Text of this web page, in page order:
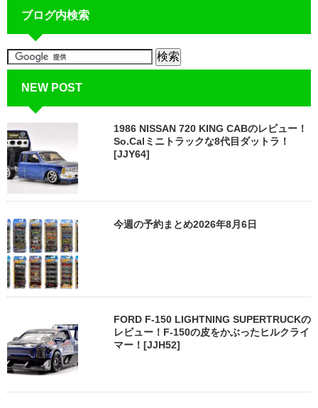
ブログ内検索
NEW POST
1986 NISSAN 720 KING CABのレビュー！
So.Calミニトラックな8代目ダットラ！
[JJY64]
今週の予約まとめ2026年8月6日
FORD F-150 LIGHTNING SUPERTRUCKの
レビュー！F-150の皮をかぶったヒルクライ
マー！[JJH52]